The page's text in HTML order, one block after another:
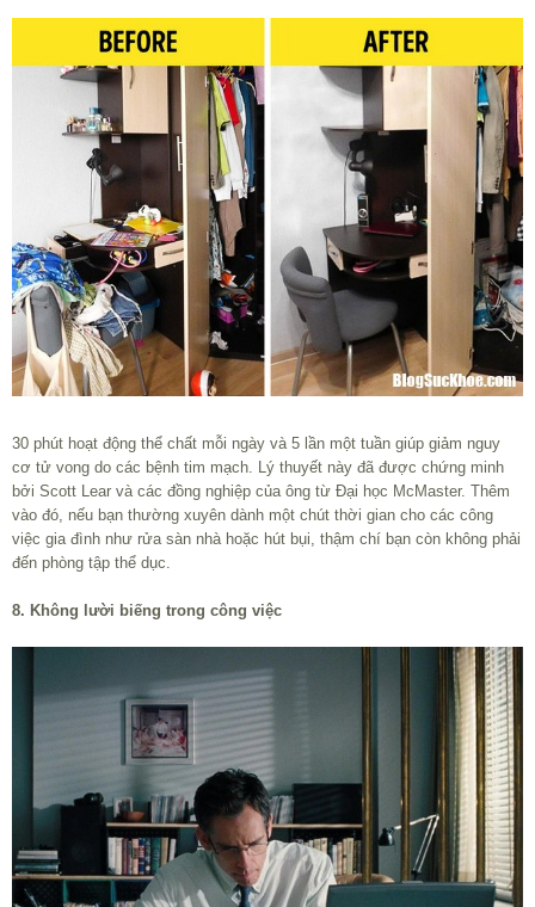
30 phút hoạt động thể chất mỗi ngày và 5 lần một tuần giúp giảm nguy
cơ tử vong do các bệnh tim mạch. Lý thuyết này đã được chứng minh
bởi Scott Lear và các đồng nghiệp của ông từ Đại học McMaster. Thêm
vào đó, nếu bạn thường xuyên dành một chút thời gian cho các công
việc gia đình như rửa sàn nhà hoặc hút bụi, thậm chí bạn còn không phải
đến phòng tập thể dục.
8. Không lười biếng trong công việc